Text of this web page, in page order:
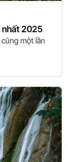
nhất 2025
một lần